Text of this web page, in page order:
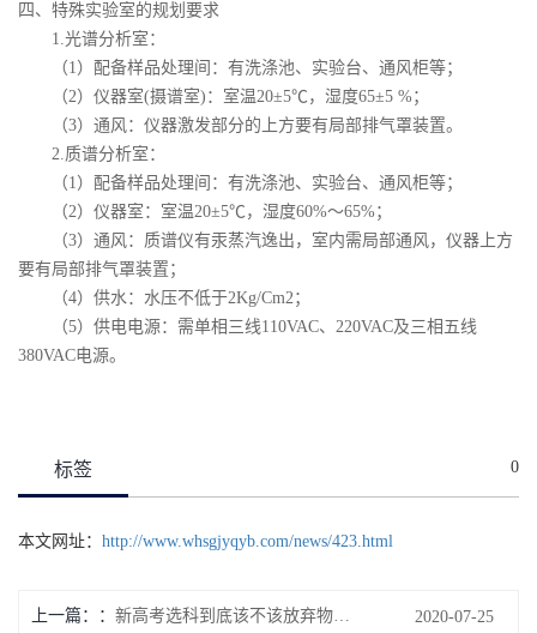
四、特殊实验室的规划要求
1.光谱分析室：
（1）配备样品处理间：有洗涤池、实验台、通风柜等；
（2）仪器室(摄谱室)：室温20±5℃，湿度65±5 %；
（3）通风：仪器激发部分的上方要有局部排气罩装置。
2.质谱分析室：
（1）配备样品处理间：有洗涤池、实验台、通风柜等；
（2）仪器室：室温20±5℃，湿度60%～65%；
（3）通风：质谱仪有汞蒸汽逸出，室内需局部通风，仪器上方
要有局部排气罩装置；
（4）供水：水压不低于2Kg/Cm2；
（5）供电电源：需单相三线110VAC、220VAC及三相五线
380VAC电源。
标签 0
本文网址： http://www.whsgjyqyb.com/news/423.html
上一篇： 新高考选科到底该不该放弃物理？ 2020-07-25